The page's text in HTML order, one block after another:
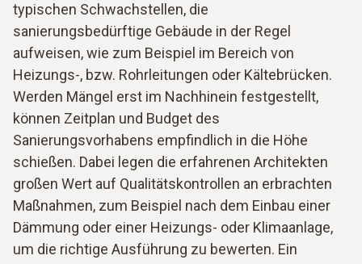
typischen Schwachstellen, die
sanierungsbedürftige Gebäude in der Regel
aufweisen, wie zum Beispiel im Bereich von
Heizungs-, bzw. Rohrleitungen oder Kältebrücken.
Werden Mängel erst im Nachhinein festgestellt,
können Zeitplan und Budget des
Sanierungsvorhabens empfindlich in die Höhe
schießen. Dabei legen die erfahrenen Architekten
großen Wert auf Qualitätskontrollen an erbrachten
Maßnahmen, zum Beispiel nach dem Einbau einer
Dämmung oder einer Heizungs- oder Klimaanlage,
um die richtige Ausführung zu bewerten. Ein